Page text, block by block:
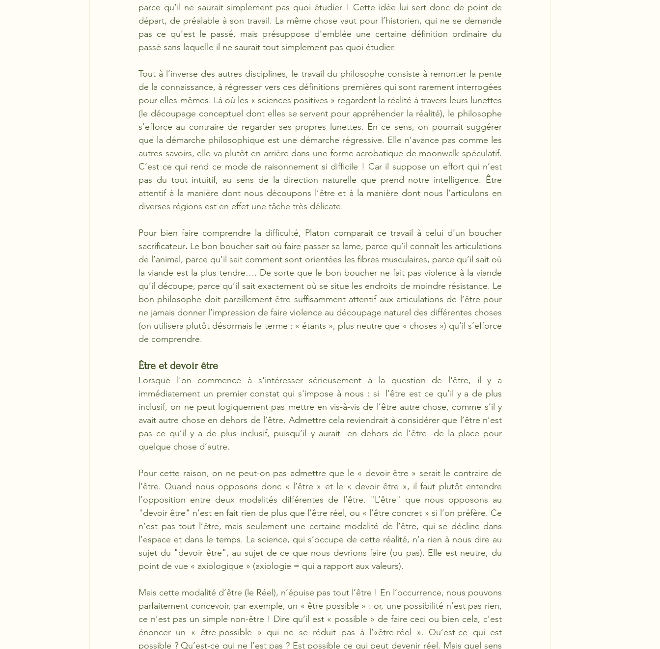
parce qu’il ne saurait simplement pas quoi étudier ! Cette idée lui sert donc de point de
départ, de préalable à son travail. La même chose vaut pour l’historien, qui ne se demande
pas ce qu’est le passé, mais présuppose d’emblée une certaine définition ordinaire du
passé sans laquelle il ne saurait tout simplement pas quoi étudier.
Tout à l’inverse des autres disciplines, le travail du philosophe consiste à remonter la pente
de la connaissance, à régresser vers ces définitions premières qui sont rarement interrogées
pour elles-mêmes. Là où les « sciences positives » regardent la réalité à travers leurs lunettes
(le découpage conceptuel dont elles se servent pour appréhender la réalité), le philosophe
s’efforce au contraire de regarder ses propres lunettes. En ce sens, on pourrait suggérer
que la démarche philosophique est une démarche régressive. Elle n’avance pas comme les
autres savoirs, elle va plutôt en arrière dans une forme acrobatique de moonwalk spéculatif.
C’est ce qui rend ce mode de raisonnement si difficile ! Car il suppose un effort qui n’est
pas du tout intuitif, au sens de la direction naturelle que prend notre intelligence. Être
attentif à la manière dont nous découpons l’être et à la manière dont nous l’articulons en
diverses régions est en effet une tâche très délicate.
Pour bien faire comprendre la difficulté, Platon comparait ce travail à celui d’un boucher
sacrificateur. Le bon boucher sait où faire passer sa lame, parce qu’il connaît les articulations
de l’animal, parce qu’il sait comment sont orientées les fibres musculaires, parce qu’il sait où
la viande est la plus tendre…. De sorte que le bon boucher ne fait pas violence à la viande
qu’il découpe, parce qu’il sait exactement où se situe les endroits de moindre résistance. Le
bon philosophe doit pareillement être suffisamment attentif aux articulations de l’être pour
ne jamais donner l’impression de faire violence au découpage naturel des différentes choses
(on utilisera plutôt désormais le terme : « étants », plus neutre que « choses ») qu’il s’efforce
de comprendre.
Être et devoir être
Lorsque l'on commence à s'intéresser sérieusement à la question de l'être, il y a
immédiatement un premier constat qui s'impose à nous : si  l’être est ce qu’il y a de plus
inclusif, on ne peut logiquement pas mettre en vis-à-vis de l’être autre chose, comme s’il y
avait autre chose en dehors de l’être. Admettre cela reviendrait à considérer que l’être n’est
pas ce qu’il y a de plus inclusif, puisqu’il y aurait -en dehors de l’être -de la place pour
quelque chose d’autre.
Pour cette raison, on ne peut-on pas admettre que le « devoir être » serait le contraire de
l’être. Quand nous opposons donc « l’être » et le « devoir être », il faut plutôt entendre
l’opposition entre deux modalités différentes de l’être. "L’être" que nous opposons au
"devoir être" n’est en fait rien de plus que l’être réel, ou « l’être concret » si l’on préfère. Ce
n’est pas tout l’être, mais seulement une certaine modalité de l’être, qui se décline dans
l’espace et dans le temps. La science, qui s’occupe de cette réalité, n’a rien à nous dire au
sujet du "devoir être", au sujet de ce que nous devrions faire (ou pas). Elle est neutre, du
point de vue « axiologique » (axiologie = qui a rapport aux valeurs).
Mais cette modalité d’être (le Réel), n’épuise pas tout l’être ! En l’occurrence, nous pouvons
parfaitement concevoir, par exemple, un « être possible » : or, une possibilité n’est pas rien,
ce n’est pas un simple non-être ! Dire qu’il est « possible » de faire ceci ou bien cela, c’est
énoncer un « être-possible » qui ne se réduit pas à l’«être-réel ». Qu’est-ce qui est
possible ? Qu’est-ce qui ne l’est pas ? Est possible ce qui peut devenir réel. Mais quel sens